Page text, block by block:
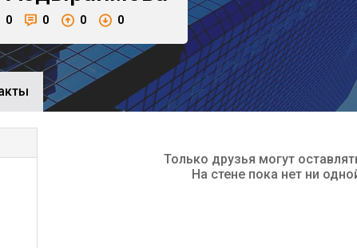
0 0 0 0
Только друзья могут
На стене пока нет ни